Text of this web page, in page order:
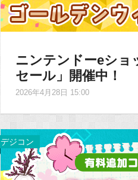
ニンテンドーeショ
セール」開催中！
2026年4月28日 15:00
デジコン